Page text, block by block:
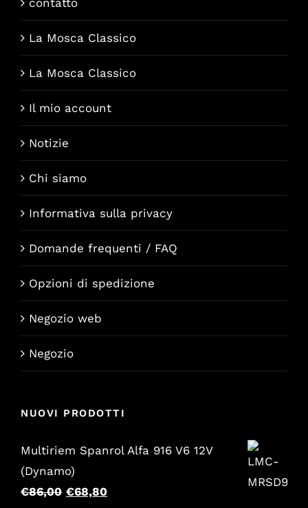
La Mosca Classico
La Mosca Classico
Il mio account
Notizie
Chi siamo
Informativa sulla privacy
Domande frequenti / FAQ
Opzioni di spedizione
Negozio web
Negozio
NUOVI PRODOTTI
Multiriem Spanrol Alfa 916 V6 12V
(Dynamo)
€86,00 Il
€68,80Il